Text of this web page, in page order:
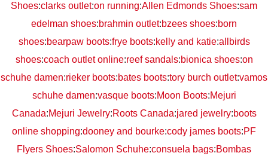
Shoes:clarks outlet:on running:Allen Edmonds Shoes:sam
edelman shoes:brahmin outlet:bzees shoes:born
shoes:bearpaw boots:frye boots:kelly and katie:allbirds
shoes:coach outlet online:reef sandals:bionica shoes:on
schuhe damen:rieker boots:bates boots:tory burch outlet:vamos
schuhe damen:vasque boots:Moon Boots:Mejuri
Canada:Mejuri Jewelry:Roots Canada:jared jewelry:boots
online shopping:dooney and bourke:cody james boots:PF
Flyers Shoes:Salomon Schuhe:consuela bags:Bombas